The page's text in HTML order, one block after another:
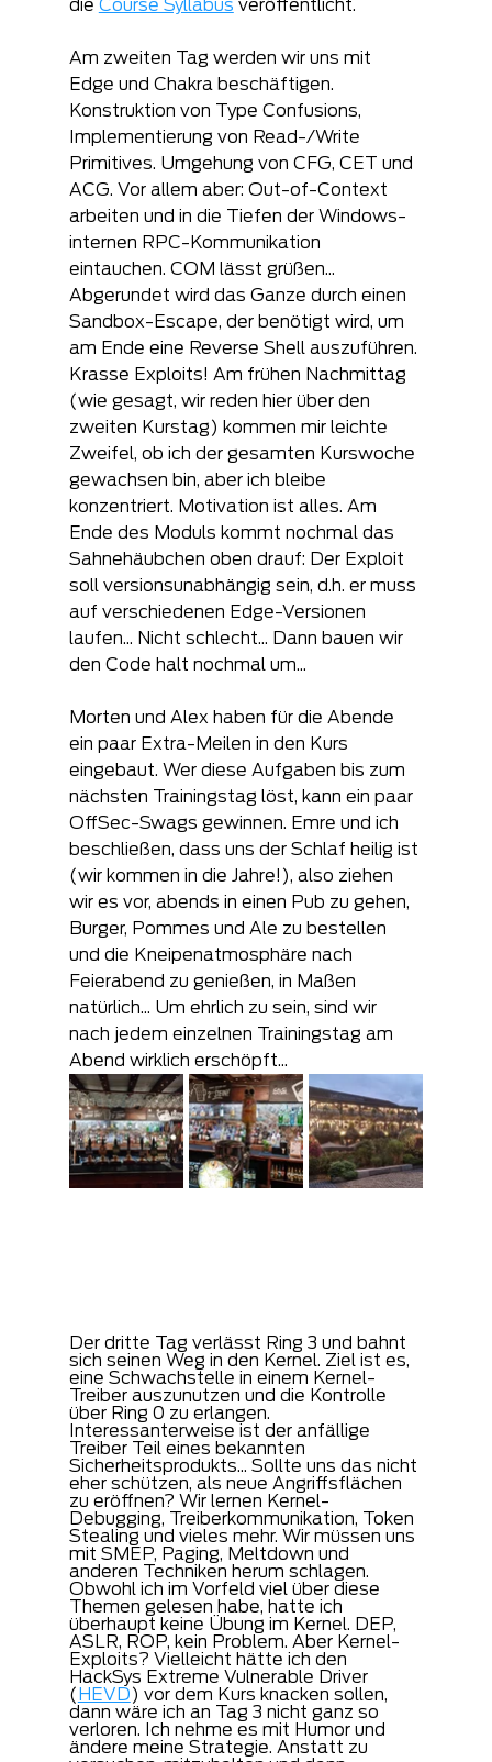
die Course Syllabus veröffentlicht.
Am zweiten Tag werden wir uns mit
Edge und Chakra beschäftigen.
Konstruktion von Type Confusions,
Implementierung von Read-/Write
Primitives. Umgehung von CFG, CET und
ACG. Vor allem aber: Out-of-Context
arbeiten und in die Tiefen der Windows-
internen RPC-Kommunikation
eintauchen. COM lässt grüßen...
Abgerundet wird das Ganze durch einen
Sandbox-Escape, der benötigt wird, um
am Ende eine Reverse Shell auszuführen.
Krasse Exploits! Am frühen Nachmittag
(wie gesagt, wir reden hier über den
zweiten Kurstag) kommen mir leichte
Zweifel, ob ich der gesamten Kurswoche
gewachsen bin, aber ich bleibe
konzentriert. Motivation ist alles. Am
Ende des Moduls kommt nochmal das
Sahnehäubchen oben drauf: Der Exploit
soll versionsunabhängig sein, d.h. er muss
auf verschiedenen Edge-Versionen
laufen... Nicht schlecht... Dann bauen wir
den Code halt nochmal um...
Morten und Alex haben für die Abende
ein paar Extra-Meilen in den Kurs
eingebaut. Wer diese Aufgaben bis zum
nächsten Trainingstag löst, kann ein paar
OffSec-Swags gewinnen. Emre und ich
beschließen, dass uns der Schlaf heilig ist
(wir kommen in die Jahre!), also ziehen
wir es vor, abends in einen Pub zu gehen,
Burger, Pommes und Ale zu bestellen
und die Kneipenatmosphäre nach
Feierabend zu genießen, in Maßen
natürlich... Um ehrlich zu sein, sind wir
nach jedem einzelnen Trainingstag am
Abend wirklich erschöpft...
Der dritte Tag verlässt Ring 3 und bahnt
sich seinen Weg in den Kernel. Ziel ist es,
eine Schwachstelle in einem Kernel-
Treiber auszunutzen und die Kontrolle
über Ring 0 zu erlangen.
Interessanterweise ist der anfällige
Treiber Teil eines bekannten
Sicherheitsprodukts... Sollte uns das nicht
eher schützen, als neue Angriffsflächen
zu eröffnen? Wir lernen Kernel-
Debugging, Treiberkommunikation, Token
Stealing und vieles mehr. Wir müssen uns
mit SMEP, Paging, Meltdown und
anderen Techniken herum schlagen.
Obwohl ich im Vorfeld viel über diese
Themen gelesen habe, hatte ich
überhaupt keine Übung im Kernel. DEP,
ASLR, ROP, kein Problem. Aber Kernel-
Exploits? Vielleicht hätte ich den
HackSys Extreme Vulnerable Driver
( HEVD) vor dem Kurs knacken sollen,
dann wäre ich an Tag 3 nicht ganz so
verloren. Ich nehme es mit Humor und
ändere meine Strategie. Anstatt zu